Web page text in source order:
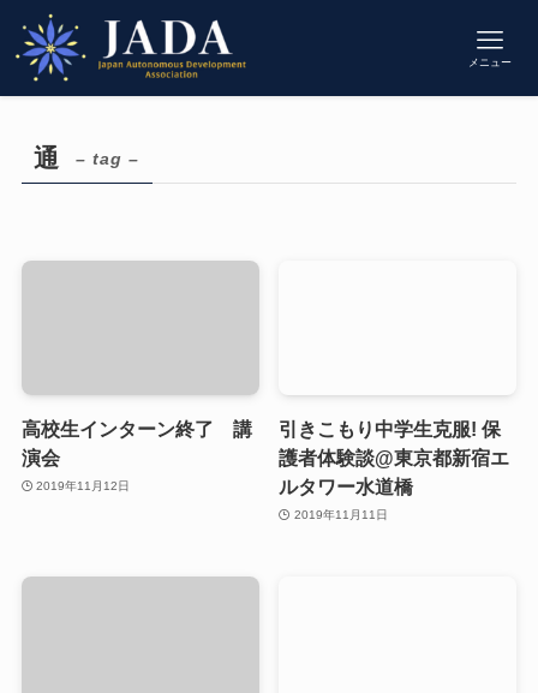
メニュー
通 – tag –
高校生インターン終了 講
演会
2019年11月12日
引きこもり中学生克服! 保
護者体験談@東京都新宿エ
ルタワー水道橋
2019年11月11日